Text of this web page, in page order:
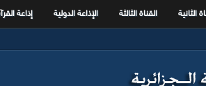
الثانية القناة الثالثة الإذاعة الدولية إذاعة